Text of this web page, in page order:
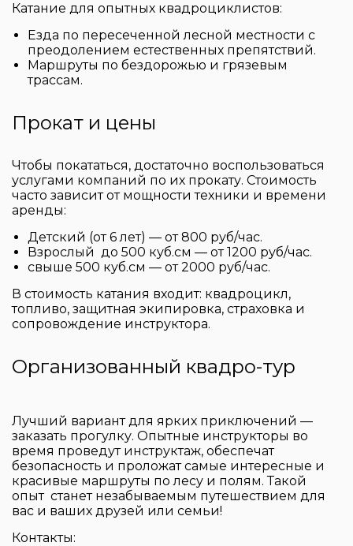
Катание для опытных квадроциклистов:
Езда по пересеченной лесной местности с
преодолением естественных препятствий.
Маршруты по бездорожью и грязевым
трассам.
Прокат и цены
Чтобы покататься, достаточно воспользоваться
услугами компаний по их прокату. Стоимость
часто зависит от мощности техники и времени
аренды:
Детский (от 6 лет) — от 800 руб/час.
Взрослый до 500 куб.см — от 1200 руб/час.
свыше 500 куб.см — от 2000 руб/час.
В стоимость катания входит: квадроцикл,
топливо, защитная экипировка, страховка и
сопровождение инструктора.
Организованный квадро-тур
Лучший вариант для ярких приключений —
заказать прогулку. Опытные инструкторы во
время проведут инструктаж, обеспечат
безопасность и проложат самые интересные и
красивые маршруты по лесу и полям. Такой
опыт станет незабываемым путешествием для
вас и ваших друзей или семьи!
Контакты: